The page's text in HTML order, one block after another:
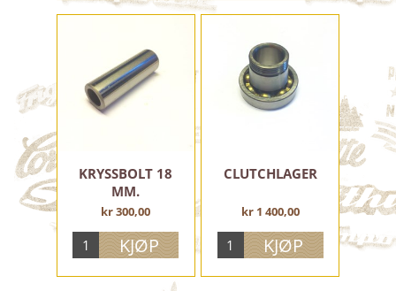
KRYSSBOLT 18
MM.
kr 300,00
CLUTCHLAGER
kr 1 400,00